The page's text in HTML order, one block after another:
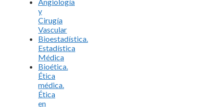
y
Cirugía
Vascular
Bioestadística.
Estadística
Médica
Bioética.
Ética
médica.
Ética
en